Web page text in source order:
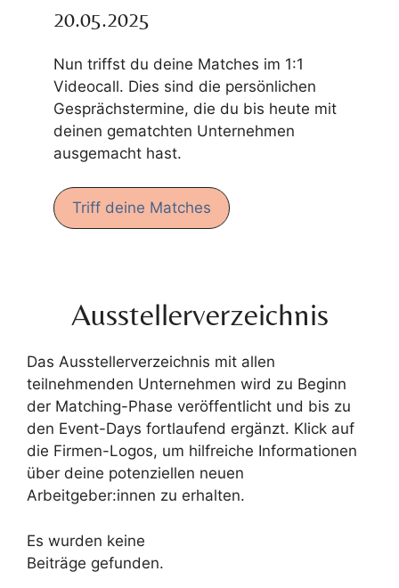
20.05.2025
Nun triffst du deine Matches im 1:1
Videocall. Dies sind die persönlichen
Gesprächstermine, die du bis heute mit
deinen gematchten Unternehmen
ausgemacht hast.
Triff deine Matches
Ausstellerverzeichnis
Das Ausstellerverzeichnis mit allen
teilnehmenden Unternehmen wird zu Beginn
der Matching-Phase veröffentlicht und bis zu
den Event-Days fortlaufend ergänzt. Klick auf
die Firmen-Logos, um hilfreiche Informationen
über deine potenziellen neuen
Arbeitgeber:innen zu erhalten.
Es wurden keine
Beiträge gefunden.